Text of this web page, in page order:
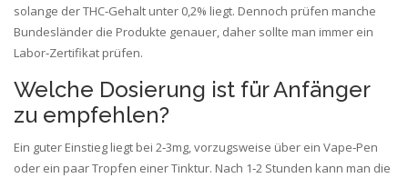
solange der THC‑Gehalt unter 0,2% liegt. Dennoch prüfen manche
Bundesländer die Produkte genauer, daher sollte man immer ein
Labor‑Zertifikat prüfen.
Welche Dosierung ist für Anfänger
zu empfehlen?
Ein guter Einstieg liegt bei 2‑3mg, vorzugsweise über ein Vape‑Pen
oder ein paar Tropfen einer Tinktur. Nach 1‑2 Stunden kann man die